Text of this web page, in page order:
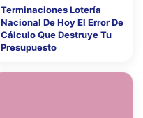
Terminaciones Lotería
Nacional De Hoy El Error De
Cálculo Que Destruye Tu
Presupuesto